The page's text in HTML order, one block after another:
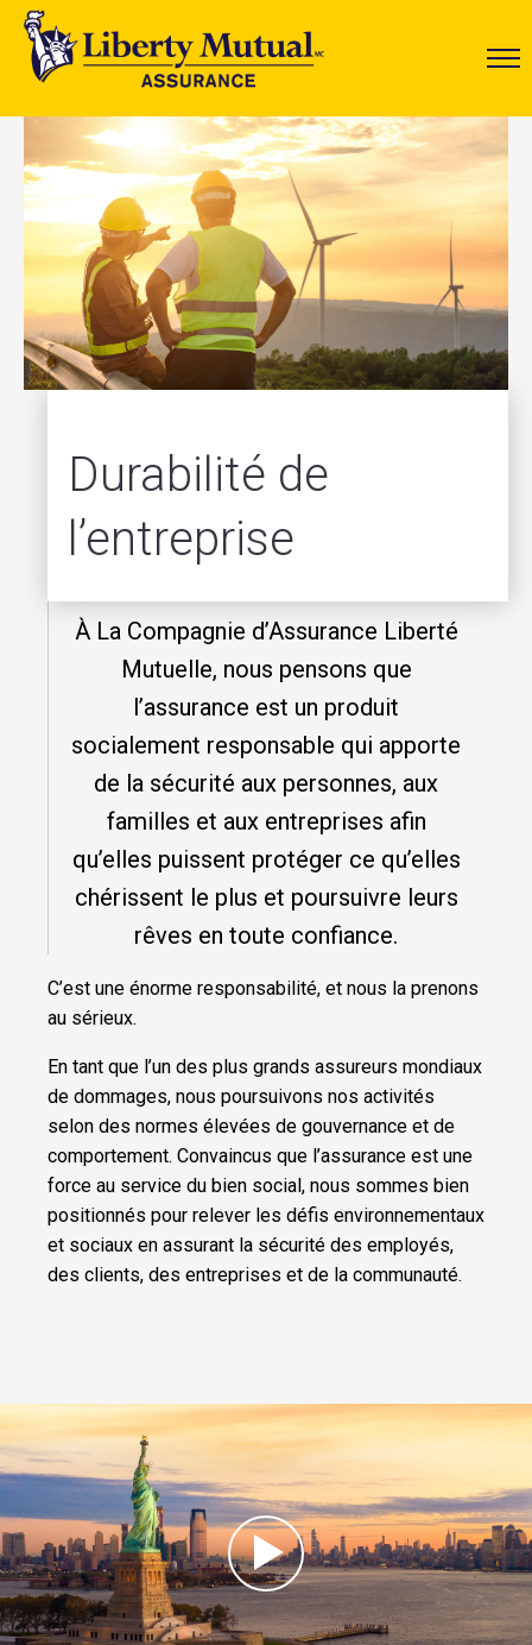
Durabilité de
l’entreprise
À La Compagnie d’Assurance Liberté
Mutuelle, nous pensons que
l’assurance est un produit
socialement responsable qui apporte
de la sécurité aux personnes, aux
familles et aux entreprises afin
qu’elles puissent protéger ce qu’elles
chérissent le plus et poursuivre leurs
rêves en toute confiance.
C’est une énorme responsabilité, et nous la prenons
au sérieux.
En tant que l’un des plus grands assureurs mondiaux
de dommages, nous poursuivons nos activités
selon des normes élevées de gouvernance et de
comportement. Convaincus que l’assurance est une
force au service du bien social, nous sommes bien
positionnés pour relever les défis environnementaux
et sociaux en assurant la sécurité des employés,
des clients, des entreprises et de la communauté.